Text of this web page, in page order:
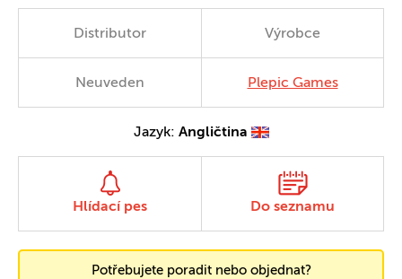
Distributor Výrobce
Neuveden Plepic Games
Jazyk: Angličtina
Hlídací pes Do seznamu
Potřebujete poradit nebo objednat?